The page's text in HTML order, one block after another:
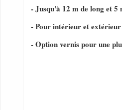
- Jusqu'à 12 m de long et 5
- Pour intérieur et extérieur
- Option vernis pour une